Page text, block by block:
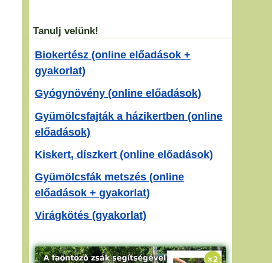
Tanulj velünk!
Biokertész (online előadások +
gyakorlat)
Gyógynövény (online előadások)
Gyümölcsfajták a házikertben (online
előadások)
Kiskert, díszkert (online előadások)
Gyümölcsfák metszés (online
előadások + gyakorlat)
Virágkötés (gyakorlat)